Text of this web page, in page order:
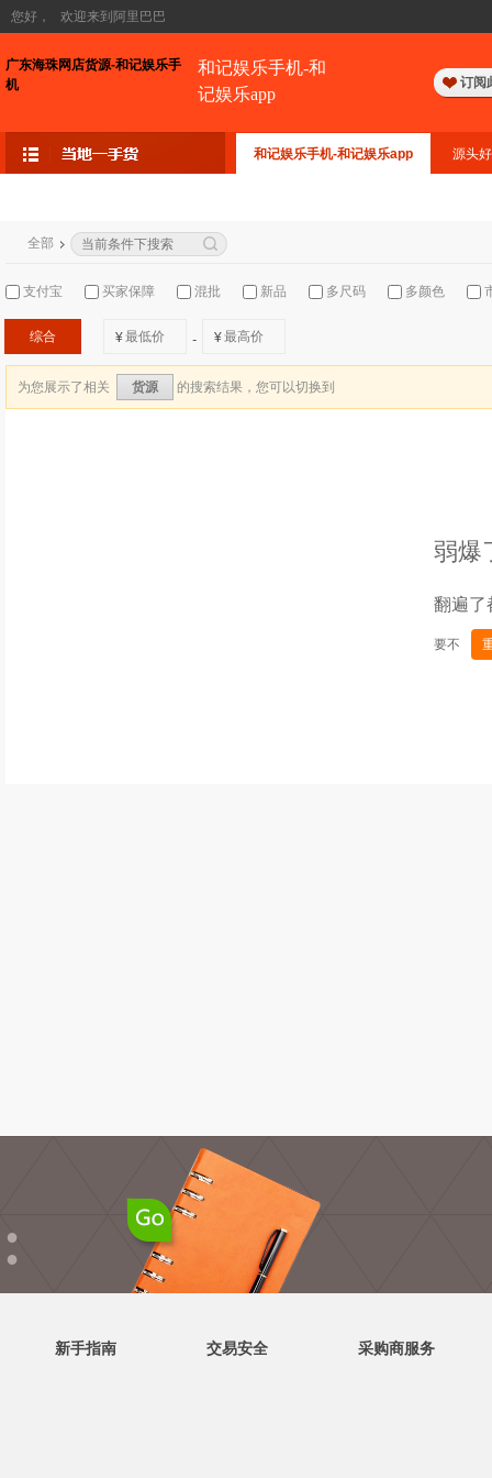
您好， 欢迎来到阿里巴巴
广东海珠网店货源-和记娱乐手
机
和记娱乐手机-和
记娱乐app
订阅
和记娱乐手机-和记娱乐app 源头
全部
支付宝 买家保障 混批 新品 多尺码 多颜色
综合 ¥ - ¥
为您展示了相关 货源 的搜索结果，您可以切换到
弱爆
翻遍了
要不
●
●
新手指南 交易安全 采购商服务